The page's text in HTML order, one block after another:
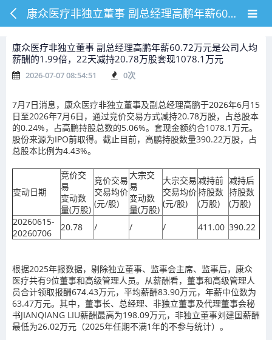
康众医疗非独立董事 副总经理高鹏年薪60.72万元是公司人均薪酬的1.99倍，22天减持20.78万股套现1078.1万元
康众医疗非独立董事 副总经理高鹏年薪60.72万元是公司人均
薪酬的1.99倍，22天减持20.78万股套现1078.1万元
2026-07-07 08:54:51 0次
7月7日消息，康众医疗非独立董事及副总经理高鹏于2026年6月15
日至2026年7月6日，通过竞价交易方式减持20.78万股，占总股本
的0.24%，占高鹏持股总数的5.06%。套现金额约合1078.1万元。
股份来源为IPO前取得。截止目前，高鹏持股数量390.22万股，占
总股本比例为4.43%。
变动日期
竞价交
易
变动数
量(万股)
竞价交易
交易均价
(元/股)
大宗交
易
变动数
量(万股)
大宗交易
交易均价
(元/股)
减持前
持股数
(万股)
减持后
持股数
(万股)
20260615-
20260706
20.78 / / / 411.00 390.22
根据2025年报数据，剔除独立董事、监事会主席、监事后，康众
医疗共有9位董事和高级管理人员。从薪酬看，董事和高级管理人
员合计领取报酬674.43万元，平均薪酬83.90万元，年薪中位数为
63.47万元。其中，董事长、总经理、非独立董事及代理董事会秘
书JIANQIANG LIU薪酬最高为198.09万元，非独立董事刘建国薪酬
最低为26.02万元（2025年任期不满1年的不参与统计）。